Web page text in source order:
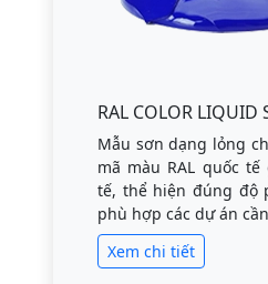
RAL COLOR LIQUID
Mẫu sơn dạng lỏng
mã màu RAL quốc
tế, thể hiện đúng độ
phù hợp các dự án
Xem chi tiết